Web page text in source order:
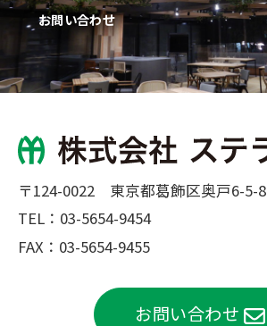
お問い合わせ
〒124-0022 東京都葛飾区奥戸6-5-8
TEL： 03-5654-9454
FAX：03-5654-9455
お問い合わせ